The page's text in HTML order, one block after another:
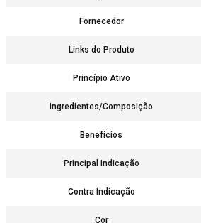
Fornecedor
Links do Produto
Princípio Ativo
Ingredientes/Composição
Benefícios
Principal Indicação
Contra Indicação
Cor